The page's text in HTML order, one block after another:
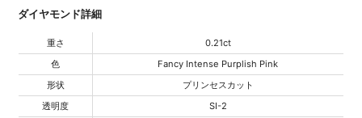
ダイヤモンド詳細
重さ
0.21ct
色
Fancy Intense Purplish Pink
形状
プリンセスカット
透明度
SI-2